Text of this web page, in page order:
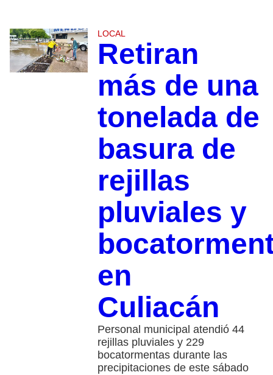
LOCAL
Retiran
más de una
tonelada de
basura de
rejillas
pluviales y
en
Culiacán
Personal municipal atendió 44
rejillas pluviales y 229
bocatormentas durante las
precipitaciones de este sábado